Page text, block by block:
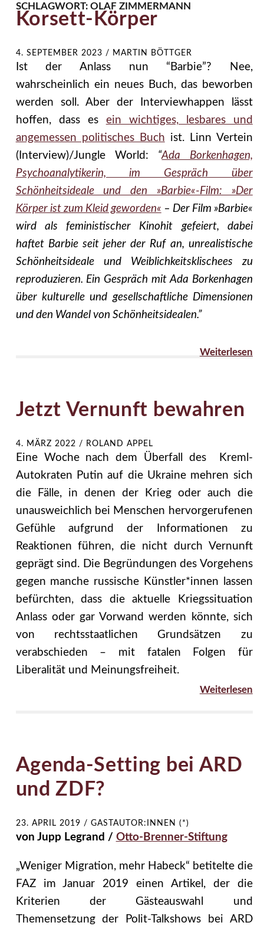
SCHLAGWORT: OLAF ZIMMERMANN
Korsett-Körper
4. SEPTEMBER 2023 / MARTIN BÖTTGER
Ist der Anlass nun “Barbie”? Nee,
wahrscheinlich ein neues Buch, das beworben
werden soll. Aber der Interviewhappen lässt
hoffen, dass es ein wichtiges, lesbares und
angemessen politisches Buch ist. Linn Vertein
(Interview)/Jungle World: “Ada Borkenhagen,
Psychoanalytikerin, im Gespräch über
Schönheitsideale und den »Barbie«-Film: »Der
Körper ist zum Kleid geworden« – Der Film »Barbie«
wird als feministischer Kinohit gefeiert, dabei
haftet Barbie seit jeher der Ruf an, unrealistische
Schönheitsideale und Weiblichkeitsklischees zu
reproduzieren. Ein Gespräch mit Ada Borkenhagen
über kulturelle und gesellschaftliche Dimensionen
und den Wandel von Schönheitsidealen.”
Weiterlesen
Jetzt Vernunft bewahren
4. MÄRZ 2022 / ROLAND APPEL
Eine Woche nach dem Überfall des Kreml-
Autokraten Putin auf die Ukraine mehren sich
die Fälle, in denen der Krieg oder auch die
unausweichlich bei Menschen hervorgerufenen
Gefühle aufgrund der Informationen zu
Reaktionen führen, die nicht durch Vernunft
geprägt sind. Die Begründungen des Vorgehens
gegen manche russische Künstler*innen lassen
befürchten, dass die aktuelle Kriegssituation
Anlass oder gar Vorwand werden könnte, sich
von rechtsstaatlichen Grundsätzen zu
verabschieden – mit fatalen Folgen für
Liberalität und Meinungsfreiheit.
Weiterlesen
Agenda-Setting bei ARD
und ZDF?
23. APRIL 2019 / GASTAUTOR:INNEN (*)
von Jupp Legrand / Otto-Brenner-Stiftung
„Weniger Migration, mehr Habeck“ betitelte die
FAZ im Januar 2019 einen Artikel, der die
Kriterien der Gästeauswahl und
Themensetzung der Polit-Talkshows bei ARD